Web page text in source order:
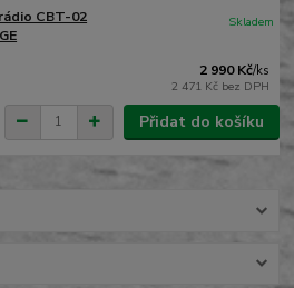
CBT-02
2 990 Kč/ks
2 471 Kč bez DPH
Skladem
Přidat do košíku